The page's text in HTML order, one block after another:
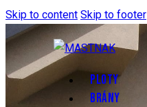
Skip to content Skip to footer
PLOTY
BRÁNY